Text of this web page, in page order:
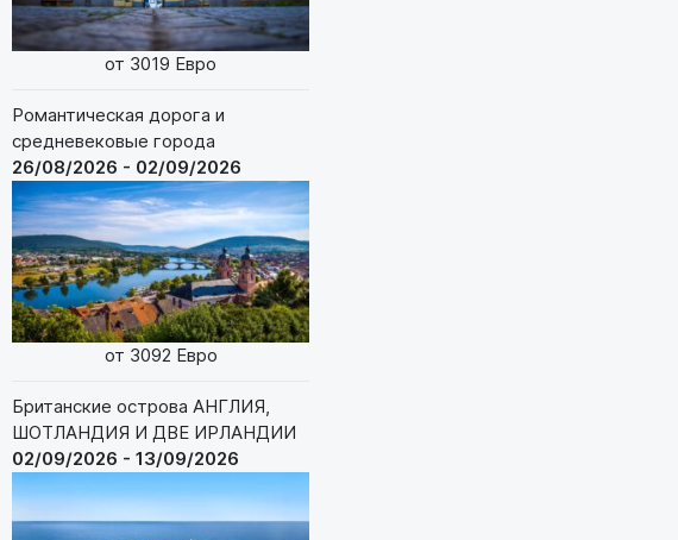
от 3019 Евро
Романтическая дорога и
средневековые города
26/08/2026 - 02/09/2026
от 3092 Евро
Британские острова АНГЛИЯ,
ШОТЛАНДИЯ И ДВЕ ИРЛАНДИИ
02/09/2026 - 13/09/2026